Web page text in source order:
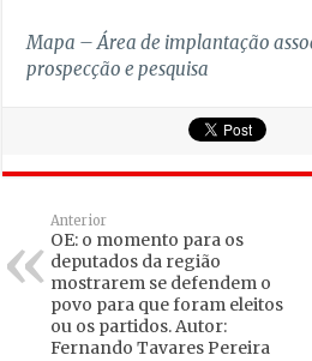
Mapa – Área de implantação
prospecção e pesquisa
Anterior
OE: o momento para os
deputados da região
mostrarem se defendem o
povo para que foram eleitos
ou os partidos. Autor:
Fernando Tavares Pereira